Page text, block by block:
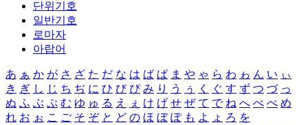
단위기호
일반기호
로마자
아랍어
あ ぁ か が さ ざ た だ な は ば ぱ ま や ゃ ら わ ゎ ん い ぃ
き ぎ し じ ち ぢ に ひ び ぴ み り う ぅ く ぐ す ず つ づ っ
ぬ ふ ぶ ぷ む ゆ ゅ る え ぇ け げ せ ぜ て で ね へ べ ぺ め
れ お ぉ こ ご そ ぞ と ど の ほ ぼ ぽ も よ ょ ろ を